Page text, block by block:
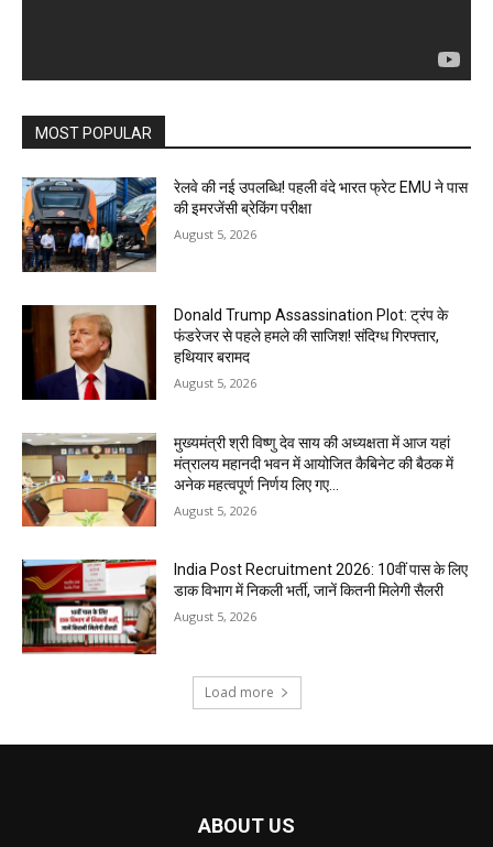
MOST POPULAR
रेलवे की नई उपलब्धि! पहली वंदे भारत फ्रेट EMU ने पास
की इमरजेंसी ब्रेकिंग परीक्षा
August 5, 2026
Donald Trump Assassination Plot: ट्रंप के
फंडरेजर से पहले हमले की साजिश! संदिग्ध गिरफ्तार,
हथियार बरामद
August 5, 2026
मुख्यमंत्री श्री विष्णु देव साय की अध्यक्षता में आज यहां
मंत्रालय महानदी भवन में आयोजित कैबिनेट की बैठक में
अनेक महत्वपूर्ण निर्णय लिए गए...
August 5, 2026
India Post Recruitment 2026: 10वीं पास के लिए
डाक विभाग में निकली भर्ती, जानें कितनी मिलेगी सैलरी
August 5, 2026
Load more
ABOUT US